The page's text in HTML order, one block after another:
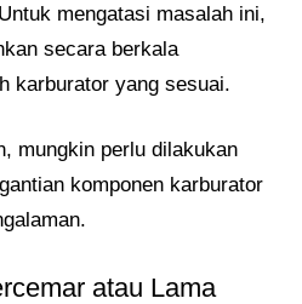
mengatasi masalah ini,
secara berkala
karburator yang sesuai.
mungkin perlu dilakukan
komponen karburator
atau Lama